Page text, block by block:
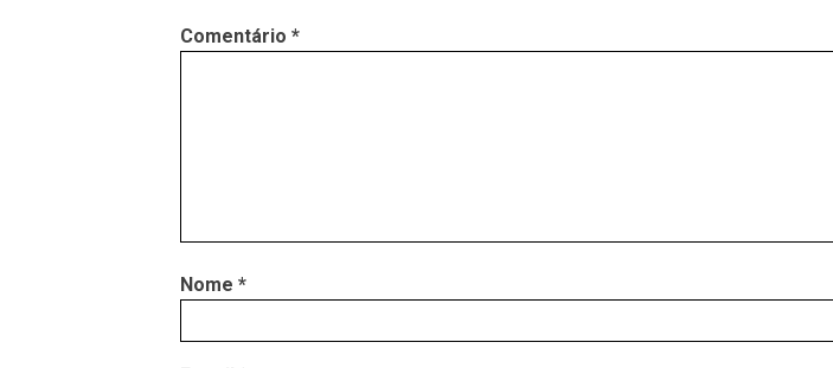
Comentário *
Nome *